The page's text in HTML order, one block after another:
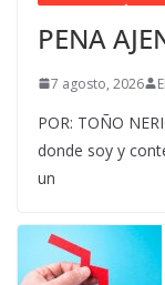
PENA
7 agosto, 2026
POR: TOÑO
donde soy y
un